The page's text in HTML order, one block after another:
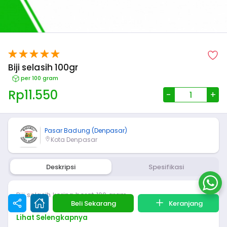
Biji selasih 100gr
per 100 gram
Rp11.550 - +
Pasar Badung (Denpasar)
Kota Denpasar
Deskripsi Spesifikasi
Biji selasih kering berat 100 gram
Lihat Selengkapnya
Beli Sekarang Keranjang